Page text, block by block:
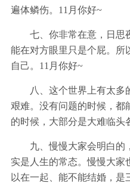
遍体鳞伤。11月你好~
七、你非常在意，日思
能在对方眼里只是个屁。所
自己。11月你好~
八、这个世界上有太多
艰难。没有问题的时候，都
的时候，大部分是大难临头
九、慢慢大家会明白的
实是人生的常态。慢慢大家
以在一起、能不能结婚，是